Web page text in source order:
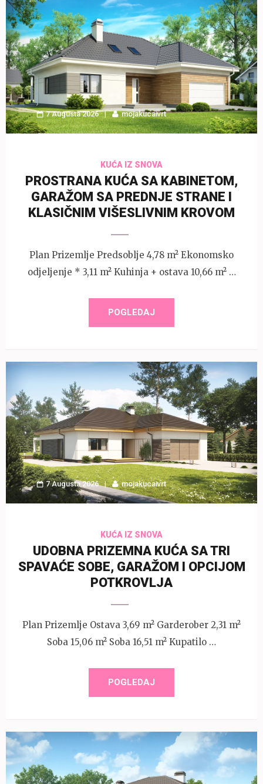
7 Augusta 2026 mojakucaivrt
KUĆA IZ SNOVA
PROSTRANA KUĆA SA KABINETOM,
GARAŽOM SA PREDNJE STRANE I
KLASIČNIM VIŠESLIVNIM KROVOM
Plan Prizemlje Predsoblje 4,78 m² Ekonomsko
odjeljenje * 3,11 m² Kuhinja + ostava 10,66 m² …
POGLEDAJ
7 Augusta 2026 mojakucaivrt
KUĆA IZ SNOVA
UDOBNA PRIZEMNA KUĆA SA TRI
SPAVAĆE SOBE, GARAŽOM I OPCIJOM
POTKROVLJA
Plan Prizemlje Ostava 3,69 m² Garderober 2,31 m²
Soba 15,06 m² Soba 16,51 m² Kupatilo …
POGLEDAJ